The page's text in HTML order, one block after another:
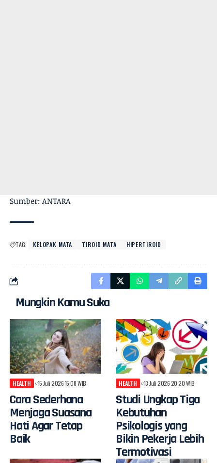
Sumber: ANTARA
TAG: KELOPAK MATA TIROID MATA HIPERTIROID
Mungkin Kamu Suka
HEALTH 15 Juli 2026 15:08 WIB
Cara Sederhana
Menjaga Suasana
Hati Agar Tetap
Baik
HEALTH 13 Juli 2026 20:20 WIB
Studi Ungkap Tiga
Kebutuhan
Psikologis yang
Bikin Pekerja Lebih
Termotivasi